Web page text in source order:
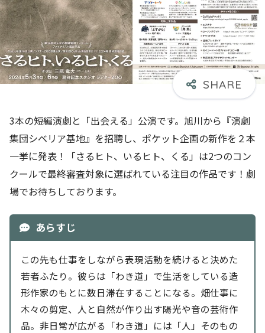
3本の短編演劇と「出会える」公演です。旭川から『演劇
集団シベリア基地』を招聘し、ポケット企画の新作を２本
一挙に発表！「さるヒト、いるヒト、くる」は2つのコン
クールで最終審査対象に選ばれている注目の作品です！劇
場でお待ちしております。
あらすじ
この先も仕事をしながら表現活動を続けると決めた
若者ふたり。彼らは「わき道」で生活をしている造
形作家のもとに数日滞在することになる。畑仕事に
木々の剪定、人と自然が作り出す陽光や音の芸術作
品。非日常が広がる「わき道」には「人」そのもの